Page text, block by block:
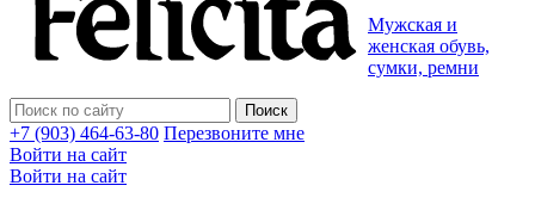
Мужская и
женская обувь,
сумки, ремни
+7 (903) 464-63-80 Перезвоните мне
Войти на сайт
Войти на сайт